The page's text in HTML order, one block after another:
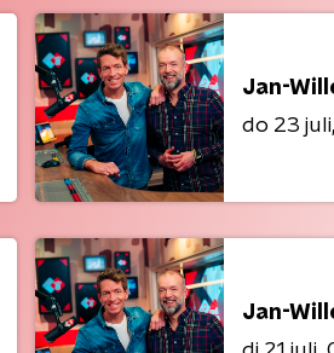
Jan-
do 23 juli
Jan-